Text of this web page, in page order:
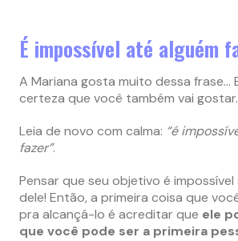
É impossível até alguém
A Mariana gosta muito dessa frase…
certeza que você também vai gostar.
Leia de novo com calma: “é
fazer”.
Pensar que seu objetivo é
dele! Então, a primeira coisa que
pra alcançá-lo é acreditar que ele
que você pode ser a primeira